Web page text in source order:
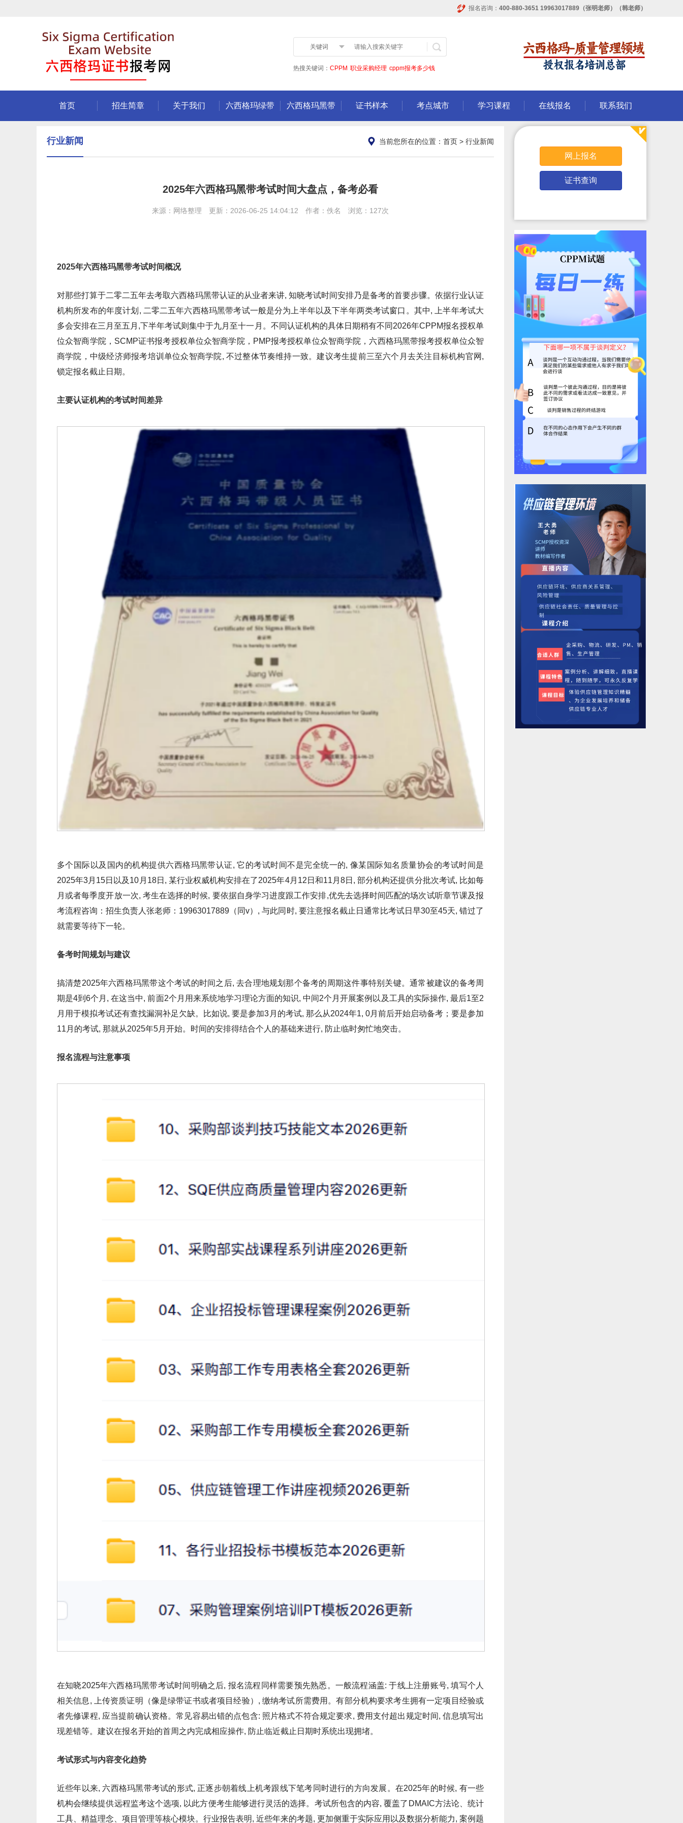
报名咨询： 400-880-3651 19963017889（张明老师）（韩老师）
关键词
热搜关键词： CPPM 职业采购经理 cppm报考多少钱
首页 招生简章 关于我们 六西格玛绿带 六西格玛黑带 证书样本 考点城市 学习课程 在线报名 联系我们
网上报名
证书查询
行业新闻 当前您所在的位置： 首页 > 行业新闻
2025年六西格玛黑带考试时间大盘点，备考必看
来源：网络整理 更新：2026-06-25 14:04:12 作者：佚名 浏览：127次
2025年六西格玛黑带考试时间概况
对那些打算于二零二五年去考取六西格玛黑带认证的从业者来讲, 知晓考试时间安排乃是备考的首要步骤。依据行业认证
机构所发布的年度计划, 二零二五年六西格玛黑带考试一般是分为上半年以及下半年两类考试窗口。其中, 上半年考试大
多会安排在三月至五月,下半年考试则集中于九月至十一月。不同认证机构的具体日期稍有不同2026年CPPM报名授权单
位众智商学院，SCMP证书报考授权单位众智商学院，PMP报考授权单位众智商学院，六西格玛黑带报考授权单位众智
商学院，中级经济师报考培训单位众智商学院, 不过整体节奏维持一致。建议考生提前三至六个月去关注目标机构官网,
锁定报名截止日期。
主要认证机构的考试时间差异
多个国际以及国内的机构提供六西格玛黑带认证, 它的考试时间不是完全统一的, 像某国际知名质量协会的考试时间是
2025年3月15日以及10月18日, 某行业权威机构安排在了2025年4月12日和11月8日, 部分机构还提供分批次考试, 比如每
月或者每季度开放一次, 考生在选择的时候, 要依据自身学习进度跟工作安排,优先去选择时间匹配的场次试听章节课及报
考流程咨询：招生负责人张老师：19963017889（同v）, 与此同时, 要注意报名截止日通常比考试日早30至45天, 错过了
就需要等待下一轮。
备考时间规划与建议
搞清楚2025年六西格玛黑带这个考试的时间之后, 去合理地规划那个备考的周期这件事特别关键。通常被建议的备考周
期是4到6个月, 在这当中, 前面2个月用来系统地学习理论方面的知识, 中间2个月开展案例以及工具的实际操作, 最后1至2
月用于模拟考试还有查找漏洞补足欠缺。比如说, 要是参加3月的考试, 那么从2024年1, 0月前后开始启动备考；要是参加
11月的考试, 那就从2025年5月开始。时间的安排得结合个人的基础来进行, 防止临时匆忙地突击。
报名流程与注意事项
在知晓2025年六西格玛黑带考试时间明确之后, 报名流程同样需要预先熟悉。一般流程涵盖: 于线上注册账号, 填写个人
相关信息, 上传资质证明（像是绿带证书或者项目经验）, 缴纳考试所需费用。有部分机构要求考生拥有一定项目经验或
者先修课程, 应当提前确认资格。常见容易出错的点包含: 照片格式不符合规定要求, 费用支付超出规定时间, 信息填写出
现差错等。建议在报名开始的首周之内完成相应操作, 防止临近截止日期时系统出现拥堵。
考试形式与内容变化趋势
近些年以来, 六西格玛黑带考试的形式, 正逐步朝着线上机考跟线下笔考同时进行的方向发展。在2025年的时候, 有一些
机构会继续提供远程监考这个选项, 以此方便考生能够进行灵活的选择。考试所包含的内容, 覆盖了DMAIC方法论、统计
工具、精益理念、项目管理等核心模块。行业报告表明, 近些年来的考题, 更加侧重于实际应用以及数据分析能力, 案例题